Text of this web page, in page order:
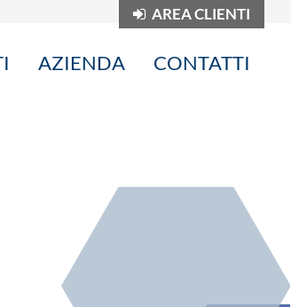
AREA CLIENTI
AZIENDA CONTATTI